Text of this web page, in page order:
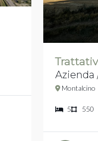
Montalcino
5 550